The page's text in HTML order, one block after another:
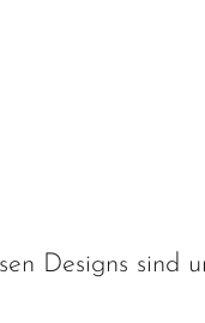
Designs sind